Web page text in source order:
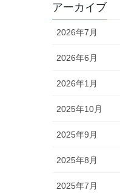
アーカイブ
2026年7月
2026年6月
2026年1月
2025年10月
2025年9月
2025年8月
2025年7月